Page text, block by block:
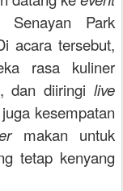
Park
acara tersebut,
rasa kuliner
dan diiringilive
kesempatan
makan untuk
tetap kenyang